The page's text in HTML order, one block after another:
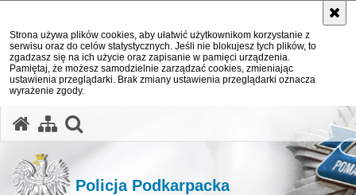
Strona używa plików cookies, aby ułatwić użytkownikom korzystanie z
serwisu oraz do celów statystycznych. Jeśli nie blokujesz tych plików, to
zgadzasz się na ich użycie oraz zapisanie w pamięci urządzenia.
Pamiętaj, że możesz samodzielnie zarządzać cookies, zmieniając
ustawienia przeglądarki. Brak zmiany ustawienia przeglądarki oznacza
wyrażenie zgody.
Policja Podkarpacka